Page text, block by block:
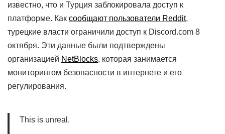
известно, что и Турция заблокировала доступ к
платформе. Как сообщают пользователи Reddit,
турецкие власти ограничили доступ к Discord.com 8
октября. Эти данные были подтверждены
организацией NetBlocks, которая занимается
мониторингом безопасности в интернете и его
регулирования.
This is unreal.